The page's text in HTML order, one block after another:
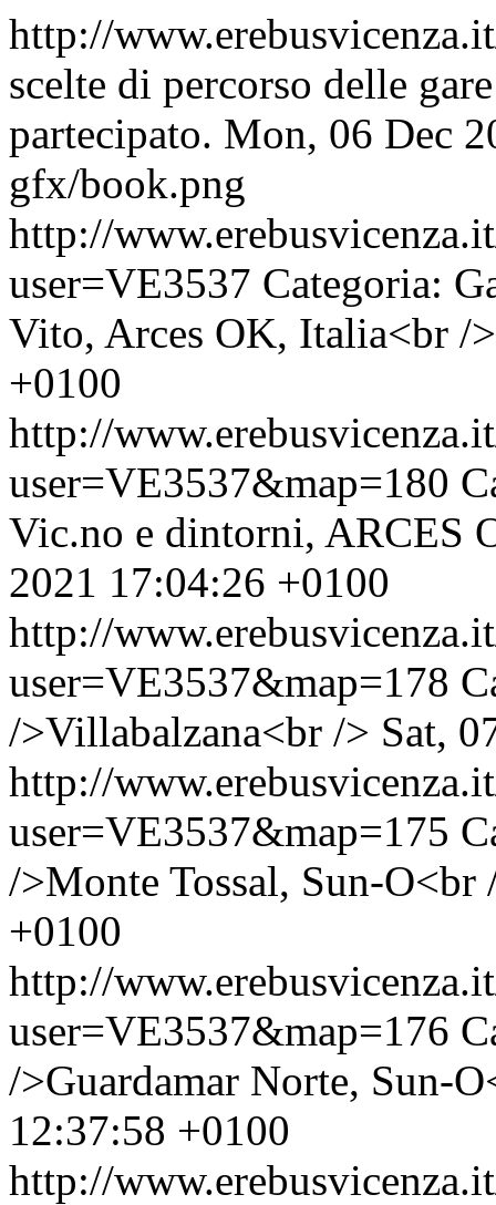
http://
scelte di percorso delle
partecipato. Mon, 06 Dec
gfx/book.png
http://
user=VE3537 Categoria:
Vito, Arces OK, Italia<br />
+0100
http://
user=VE3537&map=180
Vic.no e dintorni, ARCES
2021 17:04:26 +0100
http://
user=VE3537&map=178
/>Villabalzana<br /> Sat,
http://
user=VE3537&map=175
/>Monte Tossal, Sun-O<br
+0100
http://
user=VE3537&map=176
/>Guardamar Norte, Sun-
12:37:58 +0100
http://